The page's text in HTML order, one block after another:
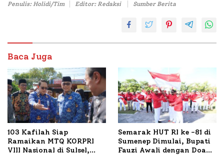
Penulis: Holidi/Tim Editor: Redaksi Sumber Berita
Baca Juga
103 Kafilah Siap
Ramaikan MTQ KORPRI
VIII Nasional di Sulsel,
Semarak HUT RI ke -81 di
Sumenep Dimulai, Bupati
Fauzi Awali dengan Doa